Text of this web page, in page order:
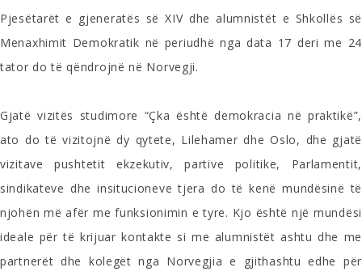
Pjesëtarët e gjeneratës së XIV dhe alumnistët e Shkollës së
Menaxhimit Demokratik në periudhë nga data 17 deri me 24
tator do të qëndrojnë në Norvegji.
Gjatë vizitës studimore “Çka është demokracia në praktikë”,
ato do të vizitojnë dy qytete, Lilehamer dhe Oslo, dhe gjatë
vizitave pushtetit ekzekutiv, partive politike, Parlamentit,
sindikateve dhe insitucioneve tjera do të kenë mundësinë të
njohën më afër me funksionimin e tyre. Kjo është një mundësi
ideale për të krijuar kontakte si me alumnistët ashtu dhe me
partnerët dhe kolegët nga Norvegjia e gjithashtu edhe për